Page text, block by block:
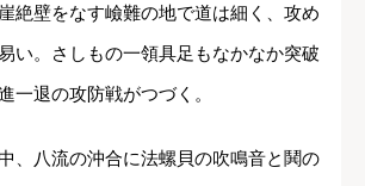
絶壁をなす嶮難の地で道は細く、攻め
い。さしもの一領具足もなかなか突破
一退の攻防戦がつづく。
、八流の沖合に法螺貝の吹鳴音と鬨の